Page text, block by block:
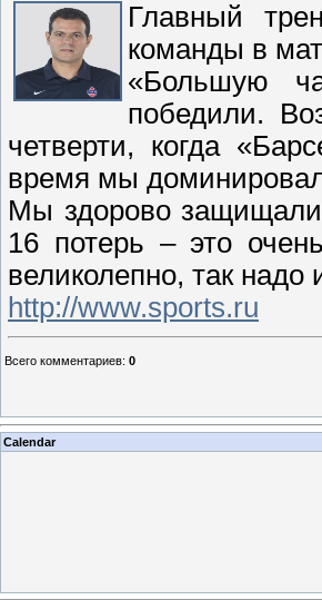
Главный
команды в
«Большую
победили.
четверти, когда
время мы
Мы здорово
16 потерь – это
великолепно, так надо
http://www.sports.ru
Всего комментариев: 0
Calendar